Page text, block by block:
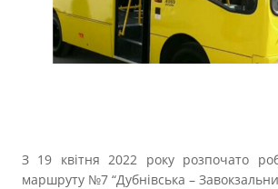
Прозорість влади
Документи
З 19 квітня 2022 року розпочато
маршруту №7 “Дубнівська –